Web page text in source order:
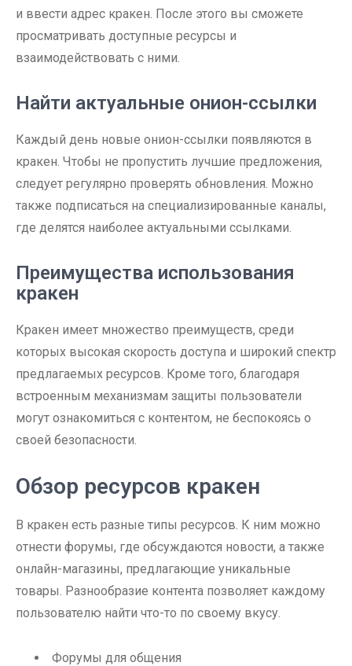
и ввести адрес кракен. После этого вы сможете
просматривать доступные ресурсы и
взаимодействовать с ними.
Найти актуальные онион-ссылки
Каждый день новые онион-ссылки появляются в
кракен. Чтобы не пропустить лучшие предложения,
следует регулярно проверять обновления. Можно
также подписаться на специализированные каналы,
где делятся наиболее актуальными ссылками.
Преимущества использования
кракен
Кракен имеет множество преимуществ, среди
которых высокая скорость доступа и широкий спектр
предлагаемых ресурсов. Кроме того, благодаря
встроенным механизмам защиты пользователи
могут ознакомиться с контентом, не беспокоясь о
своей безопасности.
Обзор ресурсов кракен
В кракен есть разные типы ресурсов. К ним можно
отнести форумы, где обсуждаются новости, а также
онлайн-магазины, предлагающие уникальные
товары. Разнообразие контента позволяет каждому
пользователю найти что-то по своему вкусу.
Форумы для общения